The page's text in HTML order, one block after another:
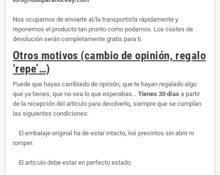
Nos ocupamos de enviarte al/la transportista rápidamente y
reponemos el producto tan pronto como podamos. Los costes de
devolución serán completamente gratis para ti.
Otros motivos (cambio de opinión, regalo
‘repe’…)
Puede que hayas cambiado de opinión, que te hayan regalado algo
que ya tienes, que no sea lo que esperabas… Tienes 30 días a partir
de la recepción del artículo para devolverlo, siempre que se cumplan
las siguientes condiciones:
El embalaje original ha de estar intacto, los precintos sin abrir ni
romper.
El artículo debe estar en perfecto estado.